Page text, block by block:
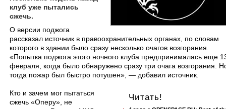
клуб уже пытались
сжечь.
О версии поджога
рассказал источник в правоохранительных органах, по словам
которого в здании было сразу несколько очагов возгорания.
«Попытка поджога этого ночного клуба предпринималась еще
февраля, когда было обнаружено сразу три очага возгорания.
тогда пожар был быстро потушен», — добавил источник.
Читать!
Кто и зачем мог пытаться
сжечь «Оперу», не